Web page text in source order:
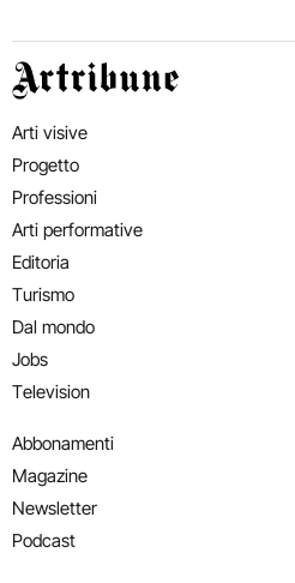
Artribune
Arti visive
Progetto
Professioni
Arti performative
Editoria
Turismo
Dal mondo
Jobs
Television
Abbonamenti
Magazine
Newsletter
Podcast